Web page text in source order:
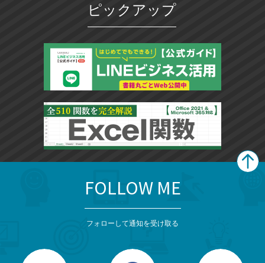
ピックアップ
FOLLOW ME
フォローして通知を受け取る